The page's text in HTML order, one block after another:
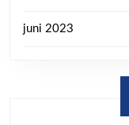
juni 2023